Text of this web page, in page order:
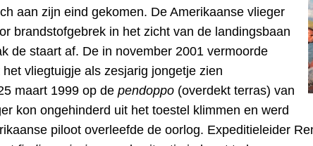
aan zijn eind gekomen. De Amerikaanse vlieger
brandstofgebrek in het zicht van de landingsbaan
de staart af. De in november 2001 vermoorde
vliegtuigje als zesjarig jongetje zien
maart 1999 op de pendoppo (overdekt terras) van
kon ongehinderd uit het toestel klimmen en werd
piloot overleefde de oorlog. Expeditieleider